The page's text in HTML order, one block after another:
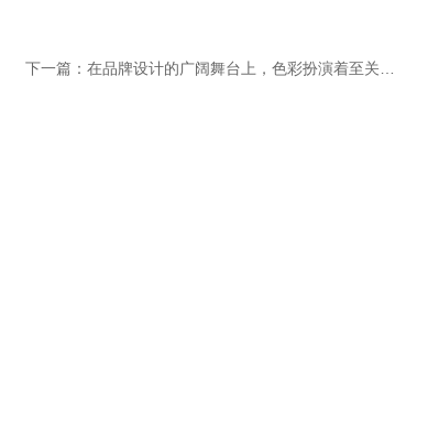
下一篇： 在品牌设计的广阔舞台上，色彩扮演着至关重要的角色